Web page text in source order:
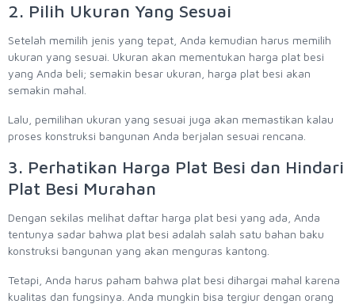
2. Pilih Ukuran Yang Sesuai
Setelah memilih jenis yang tepat, Anda kemudian harus memilih
ukuran yang sesuai. Ukuran akan mementukan harga plat besi
yang Anda beli; semakin besar ukuran, harga plat besi akan
semakin mahal.
Lalu, pemilihan ukuran yang sesuai juga akan memastikan kalau
proses konstruksi bangunan Anda berjalan sesuai rencana.
3. Perhatikan Harga Plat Besi dan Hindari
Plat Besi Murahan
Dengan sekilas melihat daftar harga plat besi yang ada, Anda
tentunya sadar bahwa plat besi adalah salah satu bahan baku
konstruksi bangunan yang akan menguras kantong.
Tetapi, Anda harus paham bahwa plat besi dihargai mahal karena
kualitas dan fungsinya. Anda mungkin bisa tergiur dengan orang